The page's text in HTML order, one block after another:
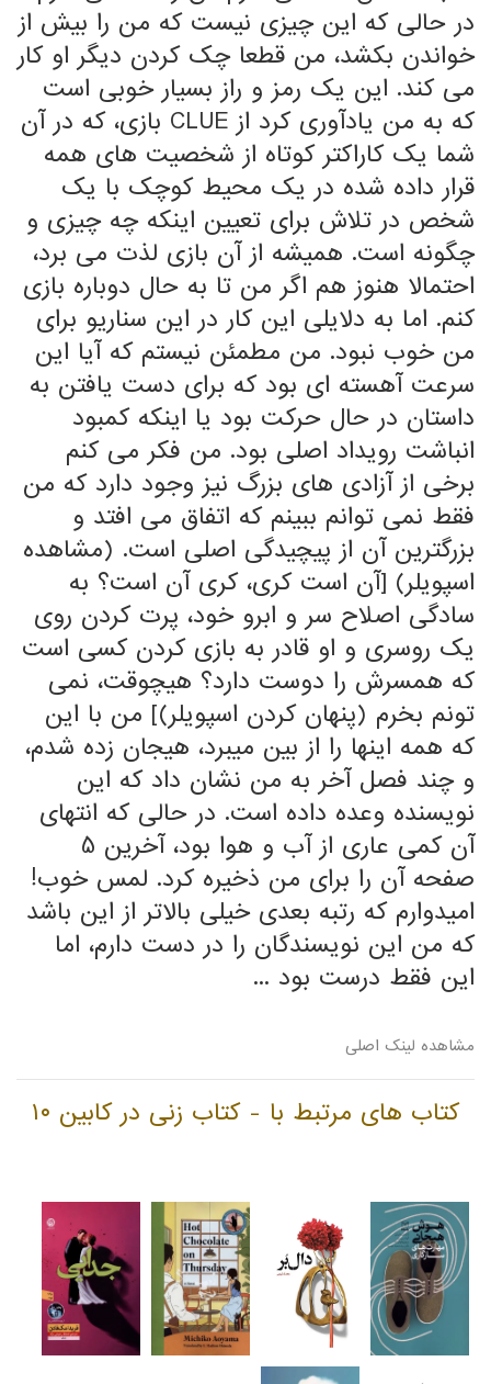
در حالی که این چیزی نیست که من را بیش از
خواندن بکشد، من قطعا چک کردن دیگر او کار
می کند. این یک رمز و راز بسیار خوبی است
که به من یادآوری کرد از CLUE بازی، که در آن
شما یک کاراکتر کوتاه از شخصیت های همه
قرار داده شده در یک محیط کوچک با یک
شخص در تلاش برای تعیین اینکه چه چیزی و
چگونه است. همیشه از آن بازی لذت می برد،
احتمالا هنوز هم اگر من تا به حال دوباره بازی
کنم. اما به دلایلی این کار در این سناریو برای
من خوب نبود. من مطمئن نیستم که آیا این
سرعت آهسته ای بود که برای دست یافتن به
داستان در حال حرکت بود یا اینکه کمبود
انباشت رویداد اصلی بود. من فکر می کنم
برخی از آزادی های بزرگ نیز وجود دارد که من
فقط نمی توانم ببینم که اتفاق می افتد و
بزرگترین آن از پیچیدگی اصلی است. (مشاهده
اسپویلر) [آن است کری، کری آن است؟ به
سادگی اصلاح سر و ابرو خود، پرت کردن روی
یک روسری و او قادر به بازی کردن کسی است
که همسرش را دوست دارد؟ هیچوقت، نمی
تونم بخرم (پنهان کردن اسپویلر)] من با این
که همه اینها را از بین میبرد، هیجان زده شدم،
و چند فصل آخر به من نشان داد که این
نویسنده وعده داده است. در حالی که انتهای
آن کمی عاری از آب و هوا بود، آخرین 5
صفحه آن را برای من ذخیره کرد. لمس خوب!
امیدوارم که رتبه بعدی خیلی بالاتر از این باشد
که من این نویسندگان را در دست دارم، اما
این فقط درست بود ...
مشاهده لینک اصلی
کتاب های مرتبط با - کتاب زنی در کابین ۱۰